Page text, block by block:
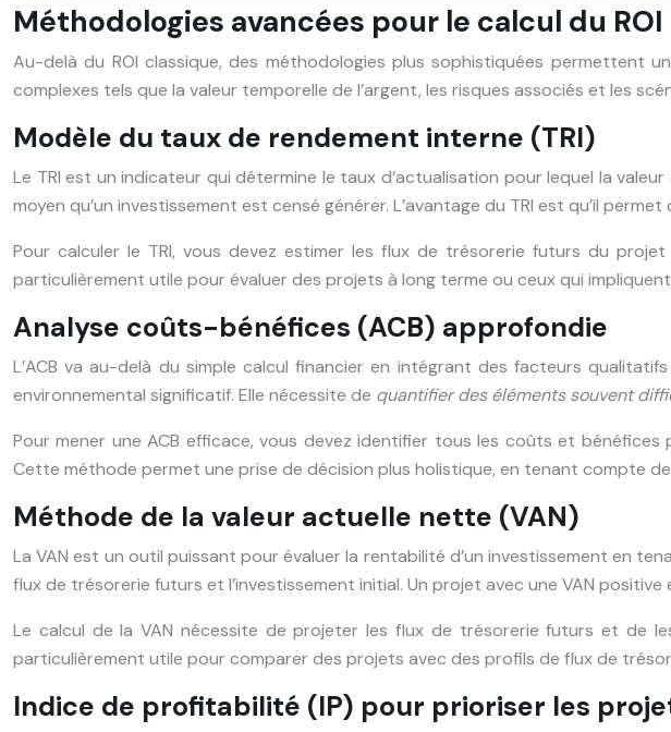
Méthodologies avancées pour le calcul du ROI
Au-delà du ROI classique, des méthodologies plus sophistiquées permettent
complexes tels que la valeur temporelle de l’argent, les risques associés et les
Modèle du taux de rendement interne (TRI)
Le TRI est un indicateur qui détermine le taux d’actualisation pour lequel la
moyen qu’un investissement est censé générer. L’avantage du TRI est qu’il
Pour calculer le TRI, vous devez estimer les flux de trésorerie futurs du
particulièrement utile pour évaluer des projets à long terme ou ceux qui
Analyse coûts-bénéfices (ACB) approfondie
L’ACB va au-delà du simple calcul financier en intégrant des facteurs
environnemental significatif. Elle nécessite de quantifier des éléments souvent
Pour mener une ACB efficace, vous devez identifier tous les coûts et
Cette méthode permet une prise de décision plus holistique, en tenant compte de
Méthode de la valeur actuelle nette (VAN)
La VAN est un outil puissant pour évaluer la rentabilité d’un investissement en
flux de trésorerie futurs et l’investissement initial. Un projet avec une VAN
Le calcul de la VAN nécessite de projeter les flux de trésorerie futurs et de
particulièrement utile pour comparer des projets avec des profils de flux de
Indice de profitabilité (IP) pour prioriser les